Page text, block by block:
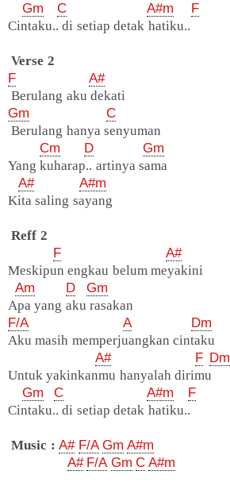
Gm
C A#m
F
Cintaku.. di setiap detak hatiku..
Verse 2
F
A#
Berulang aku dekati
Gm
C
Berulang hanya senyuman
Cm
D
Gm
Yang kuharap.. artinya sama
A#
A#m
Kita saling sayang
Reff 2
F
A#
Meskipun engkau belum meyakini
Am
D
Gm
Apa yang aku rasakan
F/A
A
Dm
Aku masih memperjuangkan cintaku
A#
F Dm
Untuk yakinkanmu hanyalah dirimu
Gm
C A#m
F
Cintaku.. di setiap detak hatiku..
Music : A# F/A Gm A#m
A# F/A Gm C A#m